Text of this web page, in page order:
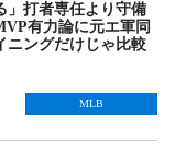
」打者専任より守備
有力論に元エ軍同
ニングだけじゃ比較
MLB